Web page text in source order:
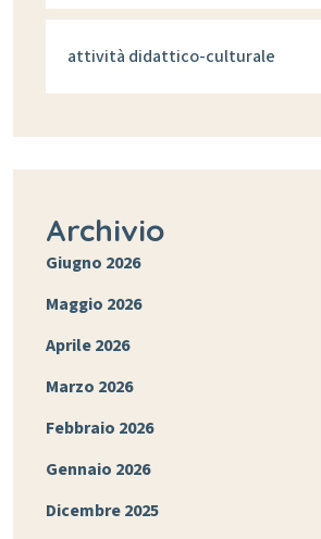
attività didattico-culturale
Archivio
Giugno 2026
Maggio 2026
Aprile 2026
Marzo 2026
Febbraio 2026
Gennaio 2026
Dicembre 2025